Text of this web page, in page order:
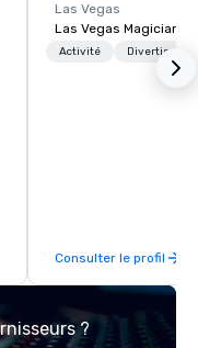
Las Vegas
Las Vegas Magician
Activité
Consulter le profil
?